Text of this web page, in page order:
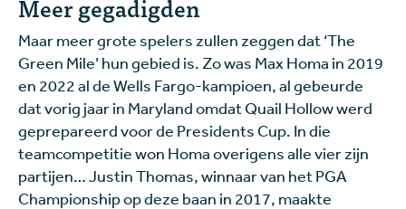
Maar meer grote spelers zullen zeggen dat ‘The
Green Mile’ hun gebied is. Zo was Max Homa in 2019
en 2022 al de Wells Fargo-kampioen, al gebeurde
dat vorig jaar in Maryland omdat Quail Hollow werd
geprepareerd voor de Presidents Cup. In die
teamcompetitie won Homa overigens alle vier zijn
partijen… Justin Thomas, winnaar van het PGA
Championship op deze baan in 2017, maakte